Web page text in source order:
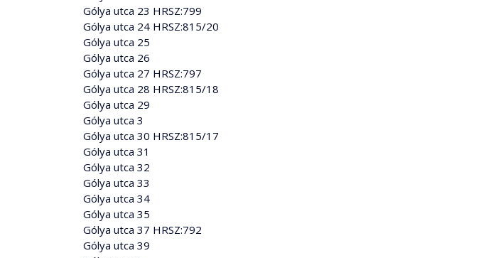
Gólya utca 23 HRSZ:799
Gólya utca 24 HRSZ:815/20
Gólya utca 25
Gólya utca 26
Gólya utca 27 HRSZ:797
Gólya utca 28 HRSZ:815/18
Gólya utca 29
Gólya utca 3
Gólya utca 30 HRSZ:815/17
Gólya utca 31
Gólya utca 32
Gólya utca 33
Gólya utca 34
Gólya utca 35
Gólya utca 37 HRSZ:792
Gólya utca 39